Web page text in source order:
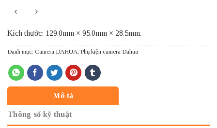
Kích thước: 129.0mm × 95.0mm × 28.5mm.
Danh mục: Camera DAHUA Phụ kiện camera Dahua
Mô tả
Thông số kỹ thuật